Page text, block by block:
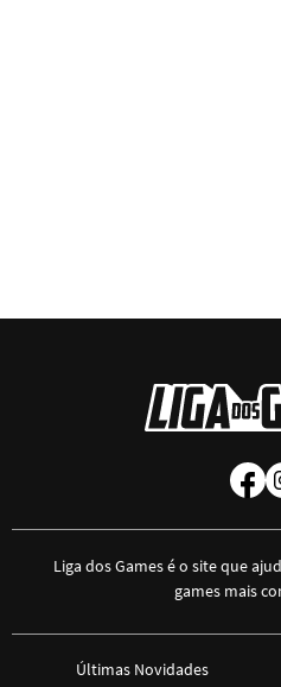
Liga dos Games é o site que
games mais
Últimas Novidades